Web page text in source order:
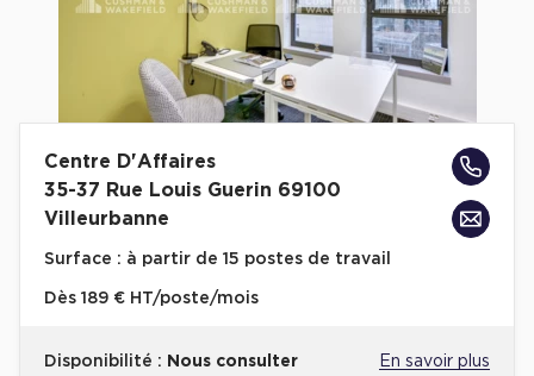
Centre D'Affaires
35-37 Rue Louis Guerin 69100
Villeurbanne
Surface : à partir de 15 postes de travail
Dès 189 € HT/poste/mois
Disponibilité : Nous consulter En savoir plus